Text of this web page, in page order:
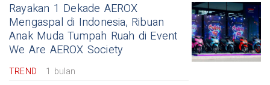
Rayakan 1 Dekade AEROX
Mengaspal di Indonesia, Ribuan
Anak Muda Tumpah Ruah di Event
We Are AEROX Society
TREND 1 bulan